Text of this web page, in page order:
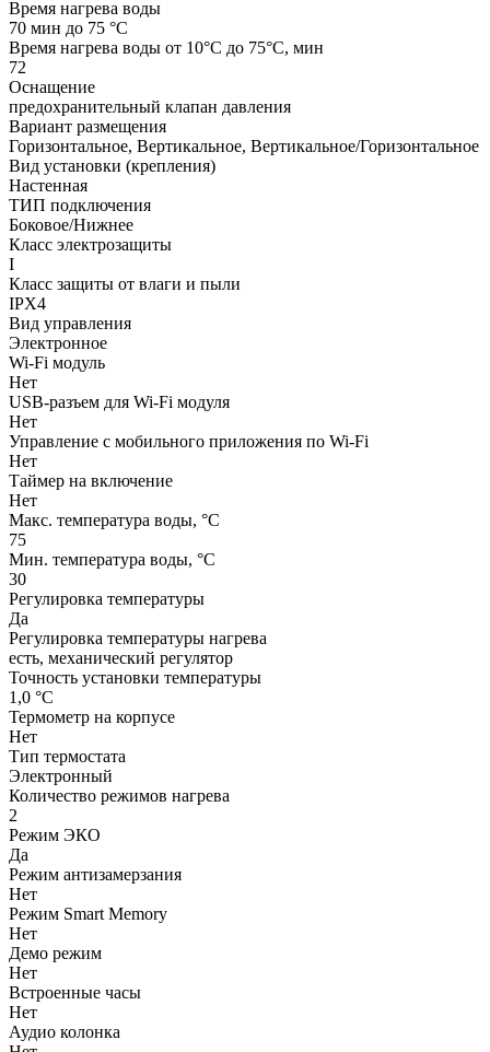
Время нагрева воды
70 мин до 75 °С
Время нагрева воды от 10°С до 75°С, мин
72
Оснащение
предохранительный клапан давления
Вариант размещения
Горизонтальное, Вертикальное, Вертикальное/Горизонтальное
Вид установки (крепления)
Настенная
ТИП подключения
Боковое/Нижнее
Класс электрозащиты
I
Класс защиты от влаги и пыли
IPX4
Вид управления
Электронное
Wi-Fi модуль
Нет
USB-разъем для Wi-Fi модуля
Нет
Управление c мобильного приложения по Wi-Fi
Нет
Таймер на включение
Нет
Макс. температура воды, °С
75
Мин. температура воды, °С
30
Регулировка температуры
Да
Регулировка температуры нагрева
есть, механический регулятор
Точность установки температуры
1,0 °С
Термометр на корпусе
Нет
Тип термостата
Электронный
Количество режимов нагрева
2
Режим ЭКО
Да
Режим антизамерзания
Нет
Режим Smart Memory
Нет
Демо режим
Нет
Встроенные часы
Нет
Аудио колонка